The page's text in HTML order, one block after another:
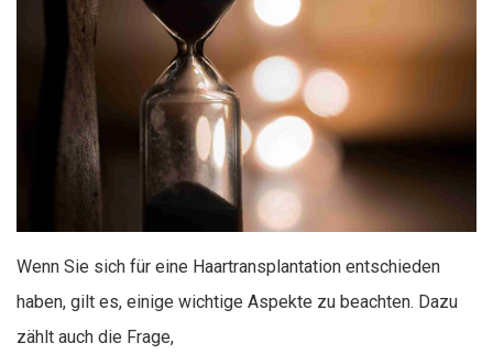
Wenn Sie sich für eine Haartransplantation entschieden
haben, gilt es, einige wichtige Aspekte zu beachten. Dazu
zählt auch die Frage,